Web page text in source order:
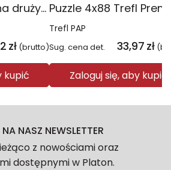
Puzzle 10w1 Dzielna drużyna Psiego Patrolu 96012
zł (brutto)
kupić
Trefl PAP
Sug. cena det. 33,97 zł
Zaloguj się, aby kupić
NASZ NEWSLETTER
z nowościami oraz
dostępnymi w Platon.